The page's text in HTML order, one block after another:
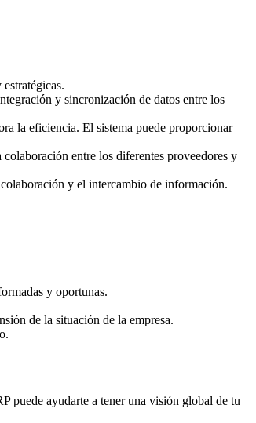
y sincronización de datos entre los
la eficiencia. El sistema puede proporcionar
entre los diferentes proveedores y
y el intercambio de información.
y oportunas.
de la situación de la empresa.
puede ayudarte a tener una visión global de tu